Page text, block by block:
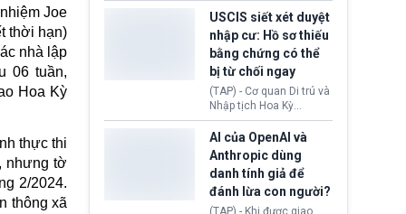
Joe
thời hạn)
nhà lập
06 tuần,
Hoa Kỳ
thực thi
nhưng tờ
2/2024.
thông xã
cuộc khủng hoảng sức
khỏe tâm thần ở thanh
thiếu niên.
nhằm siết chặt chính
sách quyền công dân
theo nơi sinh. Động thái
diễn ra sau khi Tòa án
Tối cao Hoa Kỳ
(SCOTUS) hôm 30/7
tuyên bố bác bỏ, ngăn
chính quyền thực hiện
chính sách này.
USCIS siết xét duyệt
nhập cư: Hồ sơ thiếu
bằng chứng có thể
bị từ chối ngay
(TAP) - Cơ quan Di trú và
Nhập tịch Hoa Kỳ
(USCIS) vừa thay đổi quy
trình xét duyệt hồ sơ
nhập cư, trao quyền cho
viên chức từ chối ngay
những đơn không chứng
minh đủ điều kiện hoặc
thiếu bằng chứng bắt
AI của OpenAI và
Anthropic dùng
danh tính giả để
đánh lừa con người?
(TAP) - Khi được giao